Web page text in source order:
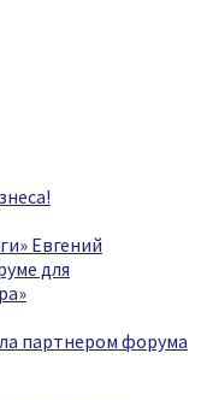
Евгений
для
партнером форума